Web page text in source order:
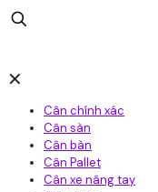
✕
Cân chính xác
Cân sàn
Cân bàn
Cân Pallet
Cân xe nâng tay